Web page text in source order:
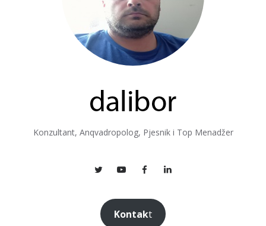
Konzultant, Anqvadropolog, Pjesnik i Top Menadžer
Kontakt